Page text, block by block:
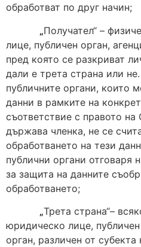
обработват по друг начин;
„Получател“ –
лице, публичен орган,
пред която се разкриват
дали е трета страна или
публичните органи, които
данни в рамките на
съответствие с правото
държава членка, не се
обработването на тези
публични органи отговаря
за защита на данните
обработването;
„Трета страна“–
юридическо лице,
орган, различен от субекта